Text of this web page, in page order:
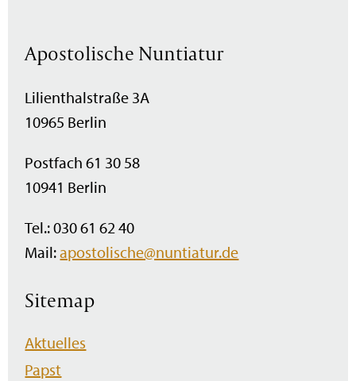
Apostolische Nuntiatur
Lilienthalstraße 3A
10965 Berlin
Postfach 61 30 58
10941 Berlin
Tel.: 030 61 62 40
Mail:apostolische@nuntiatur.de
Sitemap
Navigation
überspringen
Aktuelles
Papst